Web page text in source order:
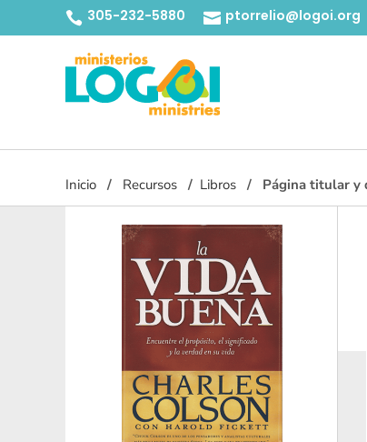
 305-232-5880  ptorrelio@logoi.org
Inicio Recursos Libros Página titular y